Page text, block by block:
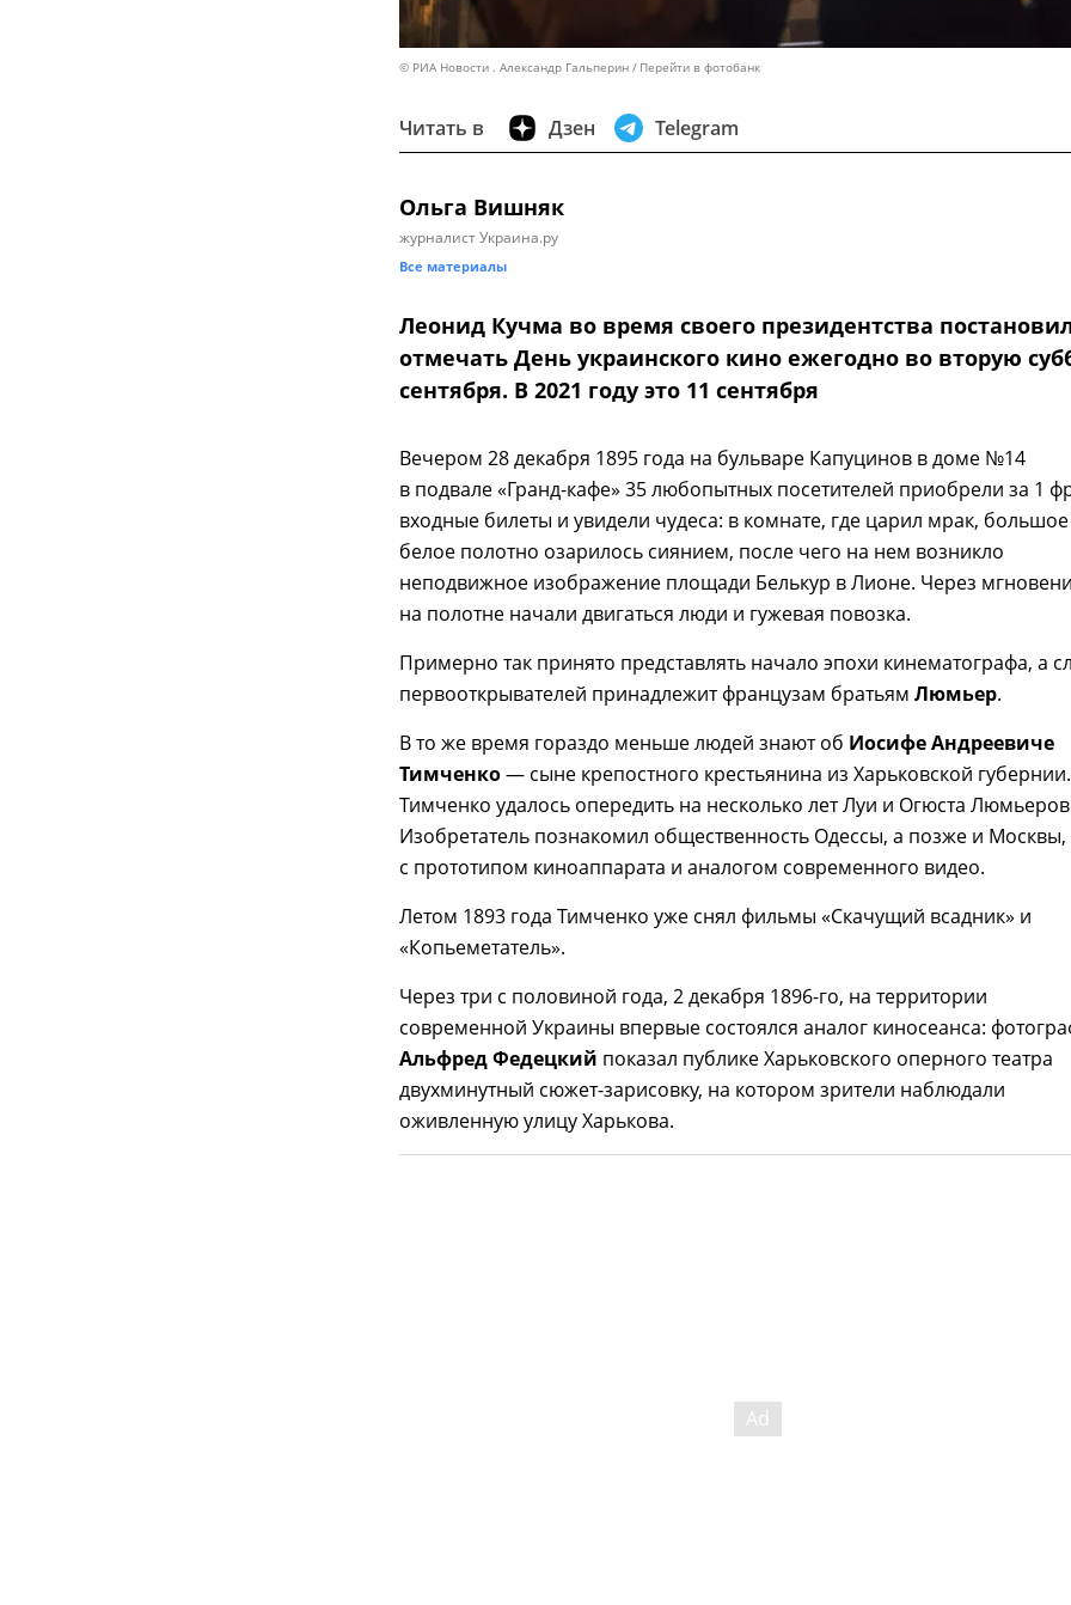
© РИА Новости . Александр Гальперин Перейти в фотобанк
Читать в Дзен Telegram
Ольга Вишняк
журналист Украина.ру
Все материалы
Леонид Кучма во время своего президентства
отмечать День украинского кино ежегодно во вторую
сентября. В 2021 году это 11 сентября
Вечером 28 декабря 1895 года на бульваре Капуцинов в доме №14
в подвале «Гранд-кафе» 35 любопытных посетителей приобрели за 1
входные билеты и увидели чудеса: в комнате, где царил мрак, большое
белое полотно озарилось сиянием, после чего на нем возникло
неподвижное изображение площади Белькур в Лионе. Через
на полотне начали двигаться люди и гужевая повозка.
Примерно так принято представлять начало эпохи кинематографа, а
первооткрывателей принадлежит французам братьям Люмьер.
В то же время гораздо меньше людей знают об Иосифе Андреевиче
Тимченко— сыне крепостного крестьянина из Харьковской губернии.
Тимченко удалось опередить на несколько лет Луи и Огюста
Изобретатель познакомил общественность Одессы, а позже и Москвы,
с прототипом киноаппарата и аналогом современного видео.
Летом 1893 года Тимченко уже снял фильмы «Скачущий всадник» и
«Копьеметатель».
Через три с половиной года, 2 декабря 1896-го, на территории
современной Украины впервые состоялся аналог киносеанса:
Альфред Федецкий показал публике Харьковского оперного театра
двухминутный сюжет-зарисовку, на котором зрители наблюдали
оживленную улицу Харькова.